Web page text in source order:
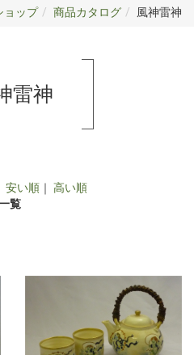
ョップ 商品カタログ 風神雷神
雷神
安い順 ｜ 高い順
覧